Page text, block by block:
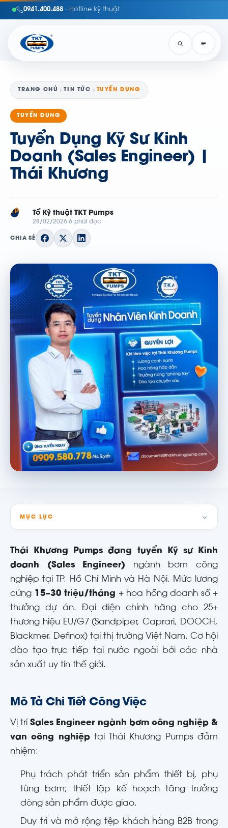
0941.400.488 · Hotline kỹ thuật
TRANG CHỦ TIN TỨC TUYỂN DỤNG
TUYỂN DỤNG
Tuyển Dụng Kỹ Sư Kinh
Doanh (Sales Engineer) |
Thái Khương
TP Tổ Kỹ thuật TKT Pumps
28/02/2026 6 phút đọc
CHIA SẺ
MỤC LỤC
Thái Khương Pumps đang tuyển Kỹ sư Kinh
doanh (Sales Engineer) ngành bơm công
nghiệp tại TP. Hồ Chí Minh và Hà Nội. Mức lương
cứng
15–30 triệu/tháng + hoa hồng doanh số +
thưởng dự án. Đại diện chính hãng cho 25+
thương hiệu EU/G7 (Sandpiper, Caprari, DOOCH,
Blackmer, Definox) tại thị trường Việt Nam. Cơ hội
đào tạo trực tiếp tại nước ngoài bởi các nhà
sản xuất uy tín thế giới.
Mô Tả Chi Tiết Công Việc
Vị tríSales Engineer ngành bơm công nghiệp &
van công nghiệptại Thái Khương Pumps đảm
nhiệm:
Phụ trách phát triển sản phẩm thiết bị, phụ
tùng bơm; thiết lập kế hoạch tăng trưởng
dòng sản phẩm được giao.
Duy trì và mở rộng tệp khách hàng B2B trong